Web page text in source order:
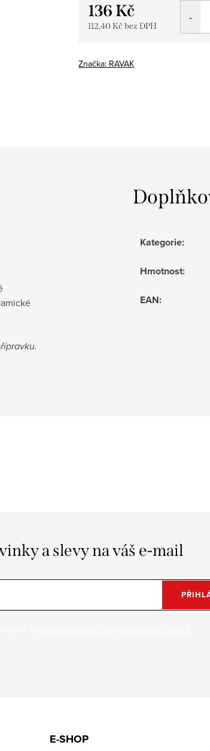
136 Kč
112,40 Kč bez DPH
Značka: RAVAK
Kategorie:
Hmotnost:
EAN:
a slevy na váš e-mail
E-SHOP